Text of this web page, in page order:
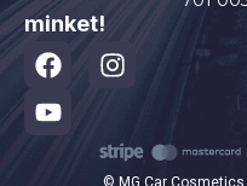
minket!
© MG Car